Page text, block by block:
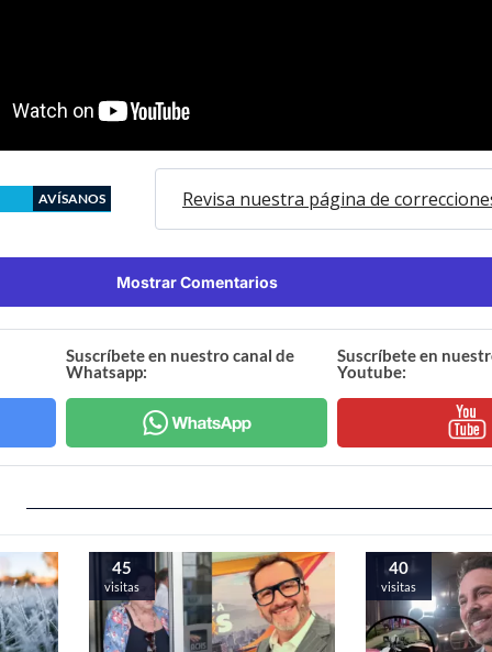
AVÍSANOS Revisa nuestra página de
Mostrar Comentarios
Suscríbete en nuestro canal de
Whatsapp:
Suscríbete en
Youtube:
44
visitas
39
visitas